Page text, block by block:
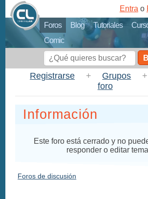
Foros Blog Tutoriales
Comic
Entra o
Registrarse + Grupos +
foro
Información
Este foro está cerrado y no
responder o editar
Foros de discusión